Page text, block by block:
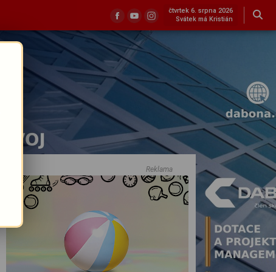
čtvrtek 6. srpna 2026
Svátek má Kristián
Reklama